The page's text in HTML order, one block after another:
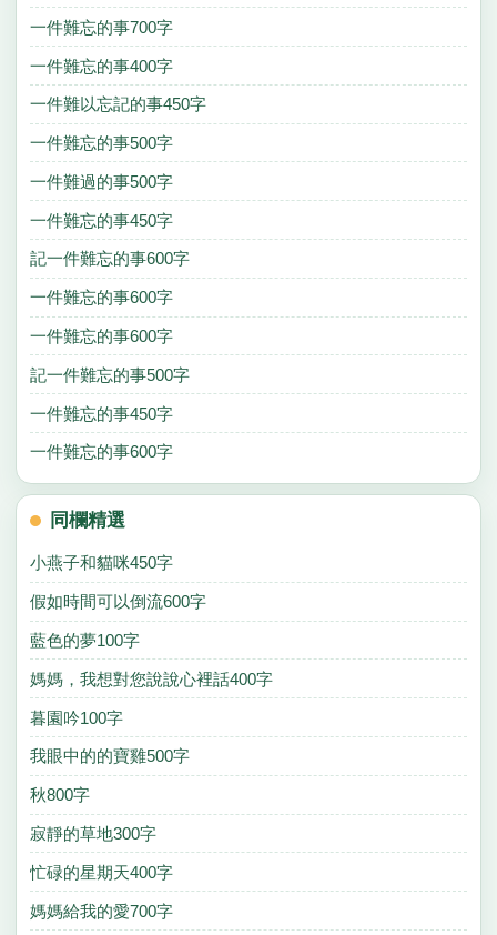
一件難忘的事700字
一件難忘的事400字
一件難以忘記的事450字
一件難忘的事500字
一件難過的事500字
一件難忘的事450字
記一件難忘的事600字
一件難忘的事600字
一件難忘的事600字
記一件難忘的事500字
一件難忘的事450字
一件難忘的事600字
同欄精選
小燕子和貓咪450字
假如時間可以倒流600字
藍色的夢100字
媽媽，我想對您說說心裡話400字
暮園吟100字
我眼中的的寶雞500字
秋800字
寂靜的草地300字
忙碌的星期天400字
媽媽給我的愛700字